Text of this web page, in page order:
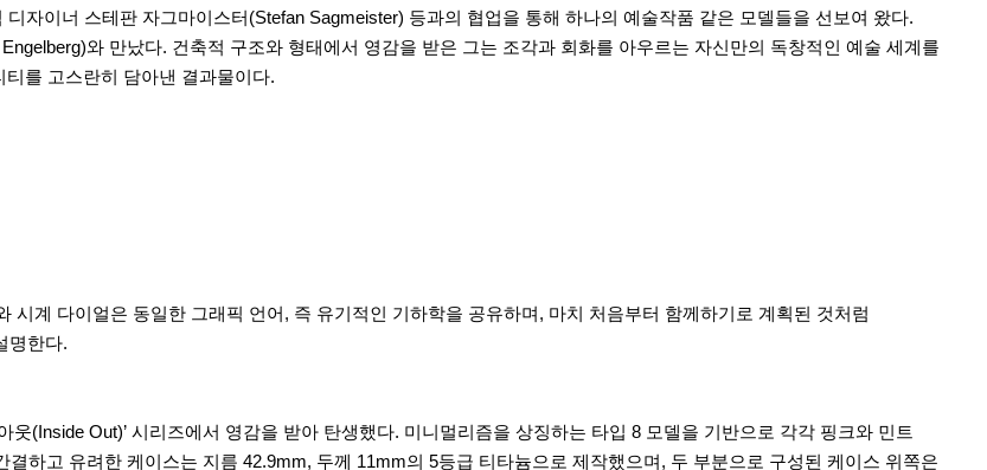
자이너 스테판 자그마이스터(Stefan Sagmeister) 등과의 협업을 통해 하나의 예술작품 같은 모델들을 선보여 왔다.
와 만났다. 건축적 구조와 형태에서 영감을 받은 그는 조각과 회화를 아우르는 자신만의 독창적인 예술 세계를
티를 고스란히 담아낸 결과물이다.
시계 다이얼은 동일한 그래픽 언어, 즉 유기적인 기하학을 공유하며, 마치 처음부터 함께하기로 계획된 것처럼
명한다.
웃(Inside Out)’ 시리즈에서 영감을 받아 탄생했다. 미니멀리즘을 상징하는 타입 8 모델을 기반으로 각각 핑크와 민트
하고 유려한 케이스는 지름 42.9mm, 두께 11mm의 5등급 티타늄으로 제작했으며, 두 부분으로 구성된 케이스 위쪽은